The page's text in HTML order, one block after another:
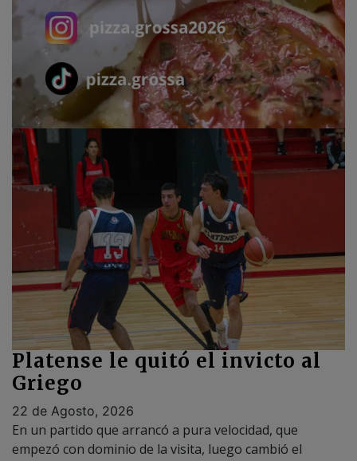
Platense le quitó el invicto al
Griego
22 de Agosto, 2026
En un partido que arrancó a pura velocidad, que
empezó con dominio de la visita, luego cambió el
rumbo, pero cerró como inició. Platense derrotó a
Atenas en el Dante Demo por 75 a 67. Matias Rausch